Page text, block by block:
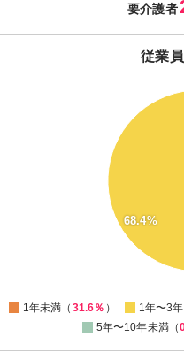
要介護者
従業
68.4%
1年未満（ 31.6％ ） 1年〜3
5年〜10年未満（